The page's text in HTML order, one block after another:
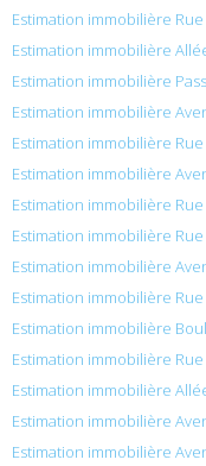
Estimation immobilière
Estimation immobilière
Estimation immobilière
Estimation immobilière
Estimation immobilière
Estimation immobilière
Estimation immobilière
Estimation immobilière
Estimation immobilière
Estimation immobilière
Estimation immobilière
Estimation immobilière
Estimation immobilière
Estimation immobilière
Estimation immobilière